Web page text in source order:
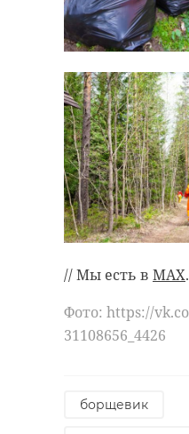
// Мы есть в MAX
Фото: https://
31108656_4426
борщевик